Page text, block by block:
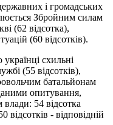
і громадських
Збройним силам
(62 відсотка),
(60 відсотків).
схильні
(55 відсотків),
батальйонам
опитування,
влади: 54 відсотка
відсотків - відповідній